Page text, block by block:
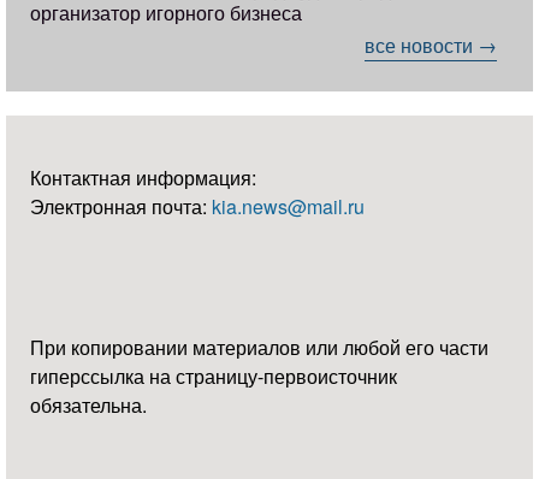
организатор игорного бизнеса
все новости →
Контактная информация:
Электронная почта: kia.news@mail.ru
При копировании материалов или любой его части
гиперссылка на страницу-первоисточник
обязательна.